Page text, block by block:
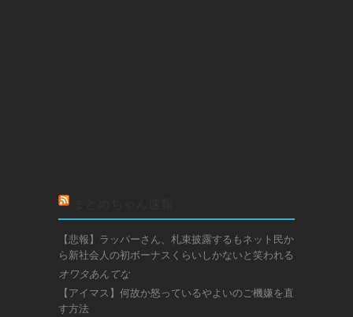
【悲報】ラッパーさん、札束披露するもネット民か
ら新社会人の初ボーナスくらいしかないと笑われる
オワタあんてな
【アイマス】何故か怒っているやよいのご機嫌を直
す方法